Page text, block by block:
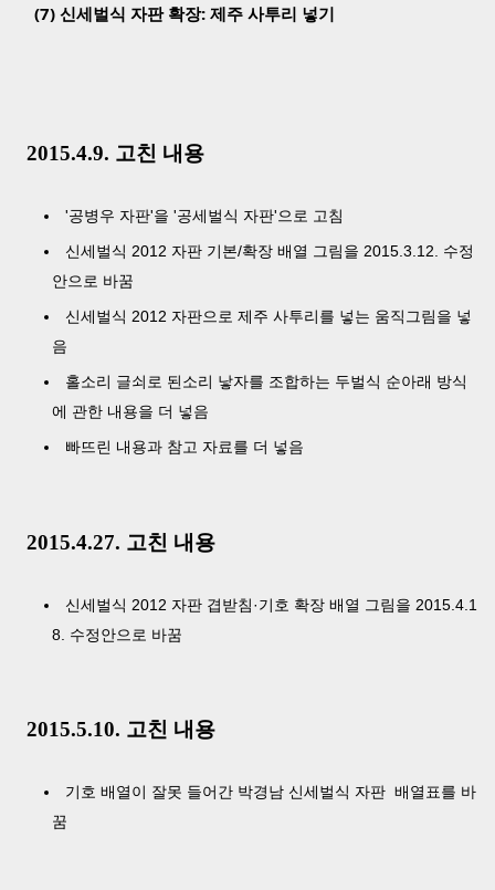
(7) 신세벌식 자판 확장: 제주 사투리 넣기
2015.4.9. 고친 내용
'공병우 자판'을 '공세벌식 자판'으로 고침
신세벌식 2012 자판 기본/확장 배열 그림을 2015.3.12. 수정
안으로 바꿈
신세벌식 2012 자판으로 제주 사투리를 넣는 움직그림을 넣
음
홀소리 글쇠로 된소리 낳자를 조합하는 두벌식 순아래 방식
에 관한 내용을 더 넣음
빠뜨린 내용과 참고 자료를 더 넣음
2015.4.27. 고친 내용
신세벌식 2012 자판 겹받침·기호 확장 배열 그림을 2015.4.1
8. 수정안으로 바꿈
2015.5.10. 고친 내용
기호 배열이 잘못 들어간 박경남 신세벌식 자판 배열표를 바
꿈